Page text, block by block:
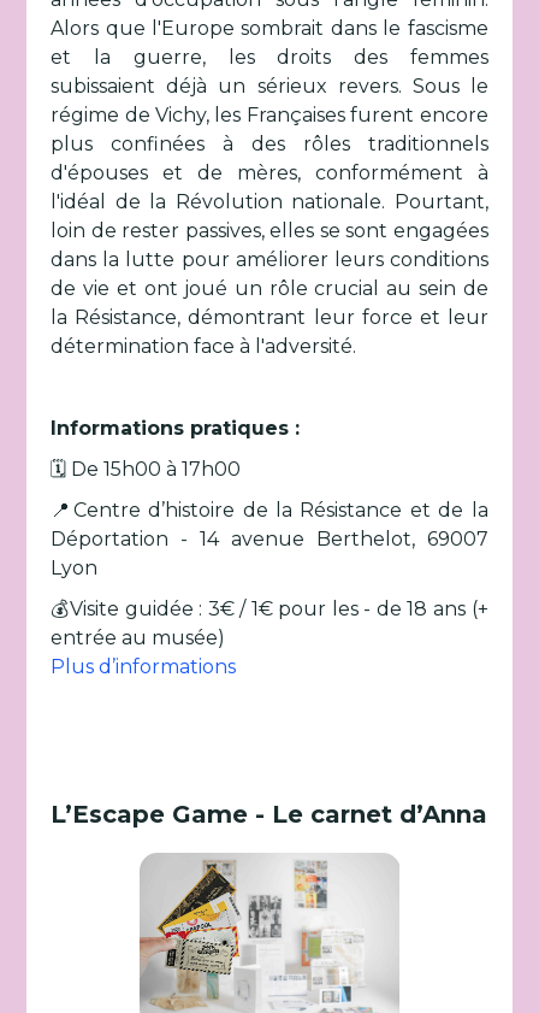
Alors que l'Europe sombrait dans le fascisme
et la guerre, les droits des femmes
subissaient déjà un sérieux revers. Sous le
régime de Vichy, les Françaises furent encore
plus confinées à des rôles traditionnels
d'épouses et de mères, conformément à
l'idéal de la Révolution nationale. Pourtant,
loin de rester passives, elles se sont engagées
dans la lutte pour améliorer leurs conditions
de vie et ont joué un rôle crucial au sein de
la Résistance, démontrant leur force et leur
détermination face à l'adversité.
Informations pratiques :
🗓️ De 15h00 à 17h00
📍Centre d’histoire de la Résistance et de la
Déportation - 14 avenue Berthelot, 69007
Lyon
💰Visite guidée : 3€ / 1€ pour les - de 18 ans (+
entrée au musée)
Plus d’informations
L’Escape Game - Le carnet d’Anna